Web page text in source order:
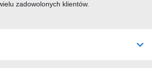
zadowolonych klientów.